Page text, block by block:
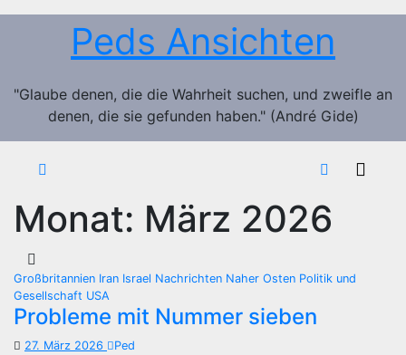
Zum
Peds Ansichten
"Glaube denen, die die Wahrheit suchen, und zweifle an
denen, die sie gefunden haben." (André Gide)
Monat: März 2026
Großbritannien Iran Israel Nachrichten Naher Osten Politik und
Gesellschaft USA
Probleme mit Nummer sieben
27. März 2026
Ped